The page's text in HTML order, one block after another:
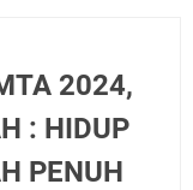
2024,
: HIDUP
PENUH